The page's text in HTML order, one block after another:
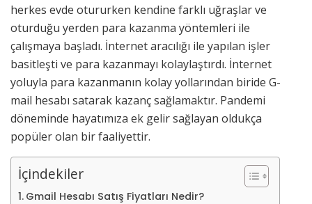
herkes evde otururken kendine farklı uğraşlar ve
oturduğu yerden para kazanma yöntemleri ile
çalışmaya başladı. İnternet aracılığı ile yapılan işler
basitleşti ve para kazanmayı kolaylaştırdı. İnternet
yoluyla para kazanmanın kolay yollarından biride G-
mail hesabı satarak kazanç sağlamaktır. Pandemi
döneminde hayatımıza ek gelir sağlayan oldukça
popüler olan bir faaliyettir.
İçindekiler
Gmail Hesabı Satış Fiyatları Nedir?